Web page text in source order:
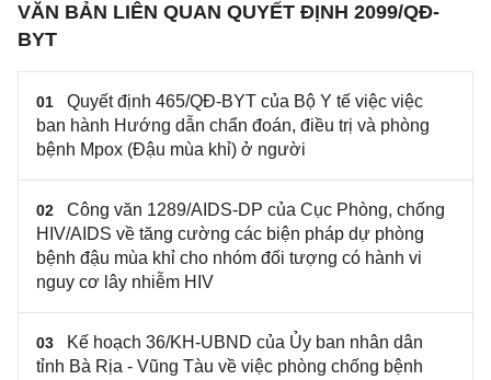
VĂN BẢN LIÊN QUAN QUYẾT ĐỊNH 2099/QĐ-
BYT
01
Quyết định 465/QĐ-BYT của Bộ Y tế việc việc
ban hành Hướng dẫn chẩn đoán, điều trị và phòng
bệnh Mpox (Đậu mùa khỉ) ở người
02
Công văn 1289/AIDS-DP của Cục Phòng, chống
HIV/AIDS về tăng cường các biện pháp dự phòng
bệnh đậu mùa khỉ cho nhóm đối tượng có hành vi
nguy cơ lây nhiễm HIV
03
Kế hoạch 36/KH-UBND của Ủy ban nhân dân
tỉnh Bà Rịa - Vũng Tàu về việc phòng chống bệnh